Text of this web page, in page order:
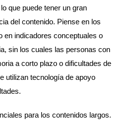
que puede tener un gran
del contenido. Piense en los
en indicadores conceptuales o
sin los cuales las personas con
a corto plazo o dificultades de
utilizan tecnología de apoyo
para los contenidos largos.